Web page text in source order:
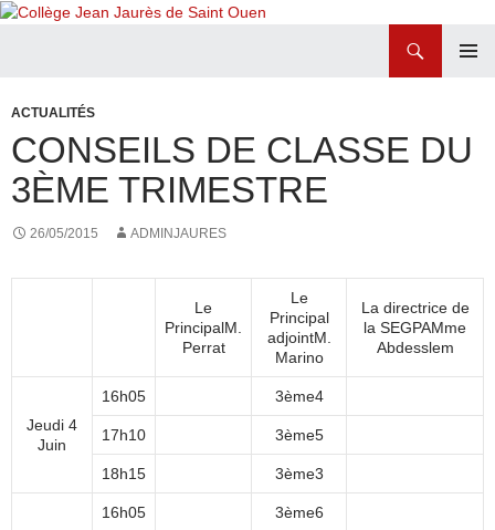
CONTENU
ACTUALITÉS
CONSEILS DE CLASSE DU
3ÈME TRIMESTRE
26/05/2015 ADMINJAURES
Le
PrincipalM.
Perrat
Le
Principal
adjointM.
Marino
La directrice de
la SEGPAMme
Abdesslem
Jeudi 4
Juin
16h05 3ème4
17h10 3ème5
18h15 3ème3
16h05 3ème6